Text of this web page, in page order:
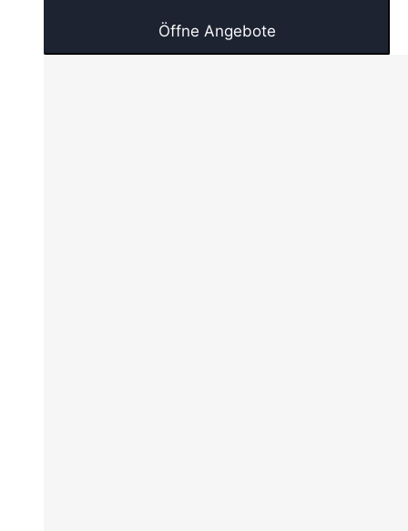
Öffne Angebote